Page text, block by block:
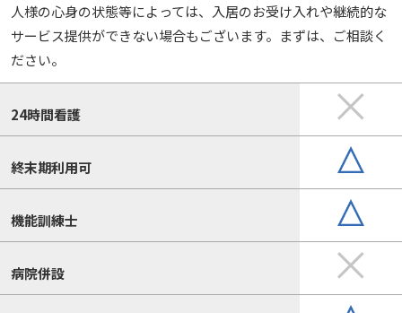
人様の心身の状態等によっては、入居のお受け入れや継続的な
サービス提供ができない場合もございます。まずは、ご相談く
ださい。
24時間看護
終末期利用可
機能訓練士
病院併設